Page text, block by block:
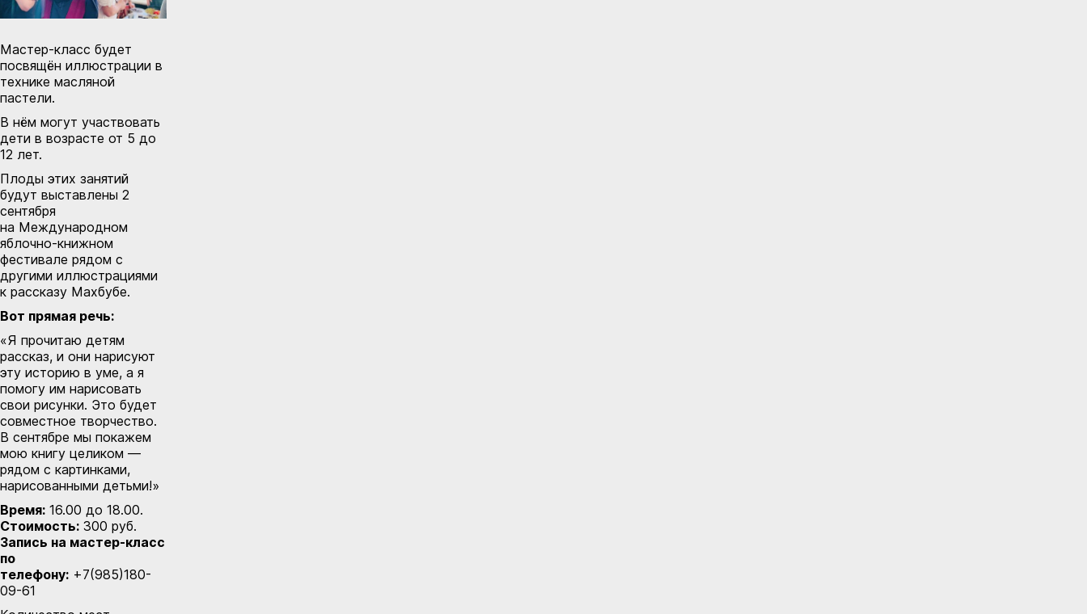
Мастер-класс будет
посвящён иллюстрации в
технике масляной
пастели.
В нём могут участвовать
дети в возрасте от 5 до
12 лет.
Плоды этих занятий
будут выставлены 2
сентября
на Международном
яблочно-книжном
фестивале рядом с
другими иллюстрациями
к рассказу Махбубе.
Вот прямая речь:
«Я прочитаю детям
рассказ, и они нарисуют
эту историю в уме, а я
помогу им нарисовать
свои рисунки. Это будет
совместное творчество.
В сентябре мы покажем
мою книгу целиком —
рядом с картинками,
нарисованными детьми!»
Время: 16.00 до 18.00.
Стоимость: 300 руб.
Запись на мастер-класс
по
телефону: +7(985)180-
09-61